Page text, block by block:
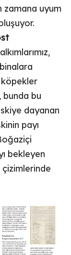
uyum
köpekler
bu
dayanan
payı
bekleyen